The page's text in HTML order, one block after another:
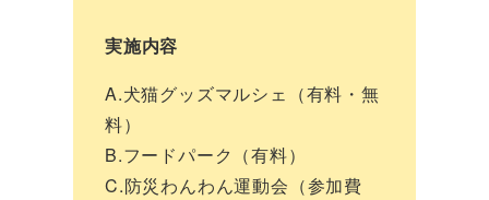
実施内容
A.犬猫グッズマルシェ（有料・無
料）
B.フードパーク（有料）
C.防災わんわん運動会（参加費